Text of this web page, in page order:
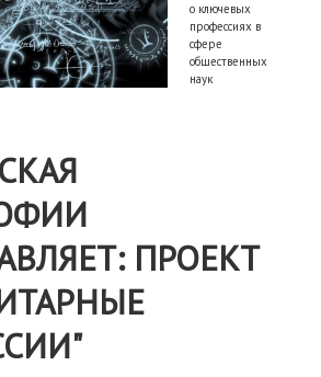
о ключевых
профессиях в
сфере
общественных
наук
ПРОЕКТ